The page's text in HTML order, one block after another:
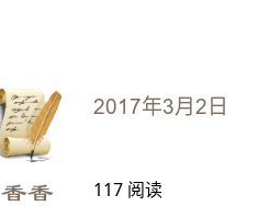
2017年3月2日
香香 117 阅读